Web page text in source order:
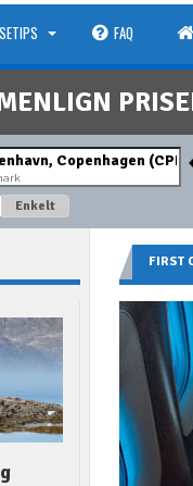
FAQ
Enkelt
FIRST